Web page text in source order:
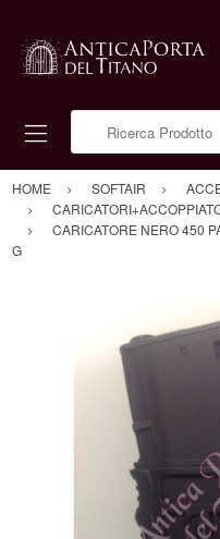
HOME SOFTAIR
CARICATORE NERO 450
G